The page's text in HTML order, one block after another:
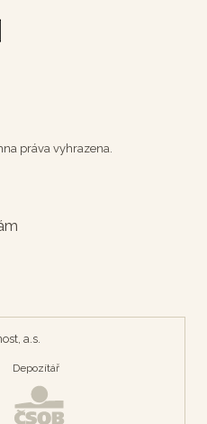
práva vyhrazena.
a.s.
Depozítář